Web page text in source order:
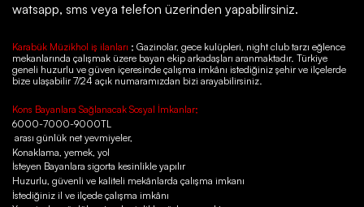
watsapp, sms veya telefon üzerinden yapabilirsiniz.
Karabük Müzikhol iş ilanları ; Gazinolar, gece kulüpleri, night club tarzı eğlence
mekanlarında çalışmak üzere bayan ekip arkadaşları aranmaktadır. Türkiye
geneli huzurlu ve güven içeresinde çalışma imkânı istediğiniz şehir ve ilçelerde
bize ulaşabilir 7/24 açık numaramızdan bizi arayabilirsiniz.
Kons Bayanlara Sağlanacak Sosyal İmkanlar;
6000-7000-9000TL
arası günlük net yevmiyeler,
Konaklama, yemek, yol
İsteyen Bayanlara sigorta kesinlikle yapılır
Huzurlu, güvenli ve kaliteli mekânlarda çalışma imkanı
İstediğiniz il ve ilçede çalışma imkânı